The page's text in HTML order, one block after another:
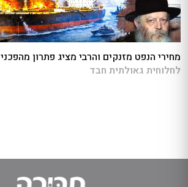
מחירי הנפט מזנקים והרבי מציג פתרון
לחלוחית גאולתית חבד